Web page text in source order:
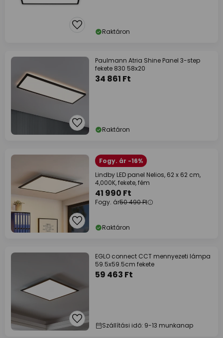
Raktáron
Paulmann Atria Shine Panel 3-step
fekete 830 58x20
34 861 Ft
Raktáron
Fogy. ár -16%
Lindby LED panel Nelios, 62 x 62 cm,
4,000K, fekete, fém
41 990 Ft
Fogy. ár50 490 Ft
Raktáron
EGLO connect CCT mennyezeti lámpa
59.5x59.5cm fekete
59 463 Ft
Szállítási idő: 9-13 munkanap